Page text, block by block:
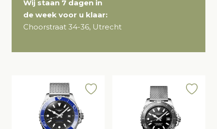
Wij staan 7 dagen in
de week voor u klaar:
Choorstraat 34-36, Utrecht